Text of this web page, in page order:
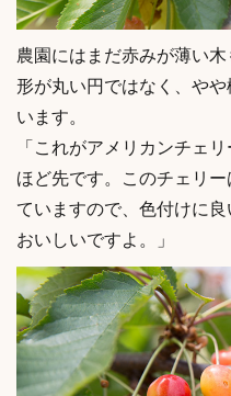
農園にはまだ赤みが薄い
形が丸い円ではなく、や
います。
「これがアメリカンチェ
ほど先です。このチェリ
ていますので、色付けに
おいしいですよ。」